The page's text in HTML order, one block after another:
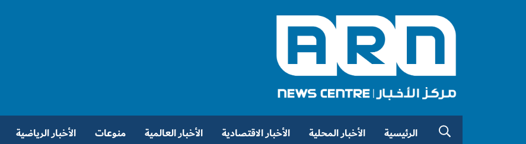
الرئيسية الأخبار المحلية الأخبار الاقتصادية الأخبار العالمية منوعات الأخبار الرياضية